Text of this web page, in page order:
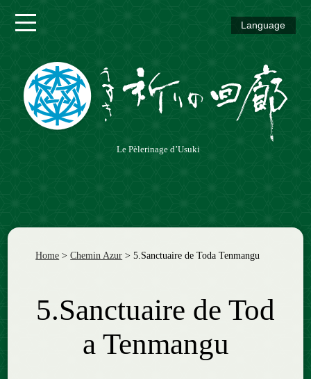
Vermeil
Chemin
Azur
Language
Le Pèlerinage d’Usuki
Home >Chemin Azur >5.Sanctuaire de Toda Tenmangu
5.Sanctuaire de Tod
a Tenmangu